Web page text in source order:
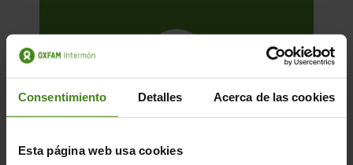
Consentimiento Detalles Acerca de las cookies
Esta página web usa cookies